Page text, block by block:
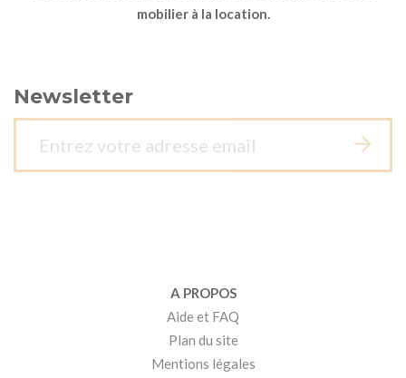
mobilier à la location.
Newsletter
A PROPOS
Aide et FAQ
Plan du site
Mentions légales